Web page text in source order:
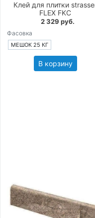
Клей для плитки
FLEX FKC
2 329 руб.
Фасовка
МЕШОК 25 КГ
В корзину